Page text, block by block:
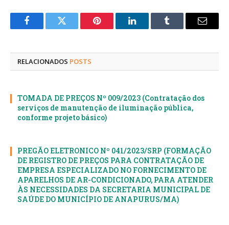
FacebookTwitter Pinterest LinkedInTumblr
E-
RELACIONADOS POSTS
TOMADA DE PREÇOS Nº 009/2023 (Contratação dos
serviços de manutenção de iluminação pública,
conforme projeto básico)
PREGÃO ELETRONICO Nº 041/2023/SRP (FORMAÇÃO
DE REGISTRO DE PREÇOS PARA CONTRATAÇÃO DE
EMPRESA ESPECIALIZADO NO FORNECIMENTO DE
APARELHOS DE AR-CONDICIONADO, PARA ATENDER
ÀS NECESSIDADES DA SECRETARIA MUNICIPAL DE
SAÚDE DO MUNICÍPIO DE ANAPURUS/MA)